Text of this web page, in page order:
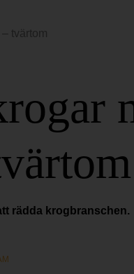
rädda krogbranschen.